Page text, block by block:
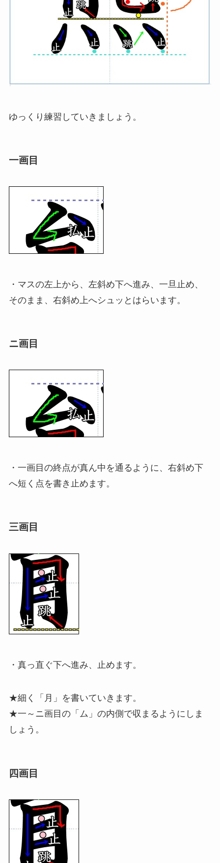
ゆっくり練習していきましょう。
一画目
・マスの左上から、左斜め下へ進み、一旦止め、
そのまま、右斜め上へシュッとはらいます。
ニ画目
・一画目の終点が真ん中を通るように、右斜め下
へ短く点を書き止めます。
三画目
・真っ直ぐ下へ進み、止めます。
★細く「月」を書いていきます。
★一～ニ画目の「ム」の内側で収まるようにしま
しょう。
四画目